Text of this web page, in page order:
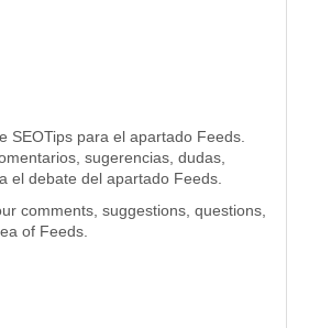
SEOTips para el apartado Feeds.
sugerencias, dudas,
el debate del apartado Feeds.
comments, suggestions, questions,
of Feeds.